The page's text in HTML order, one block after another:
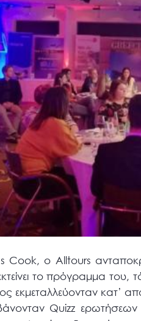
Cook, o Alltours
το πρόγραμμα
εκμεταλλεύονταν κατ’
Quizz